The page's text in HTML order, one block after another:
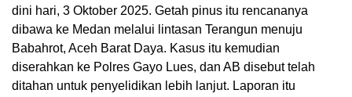
dini hari, 3 Oktober 2025. Getah pinus itu rencananya
dibawa ke Medan melalui lintasan Terangun menuju
Babahrot, Aceh Barat Daya. Kasus itu kemudian
diserahkan ke Polres Gayo Lues, dan AB disebut telah
ditahan untuk penyelidikan lebih lanjut. Laporan itu